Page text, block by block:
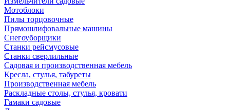
Мотоблоки
Пилы торцовочные
Прямошлифовальные машины
Снегоуборщики
Станки рейсмусовые
Станки сверлильные
Садовая и производственная мебель
Кресла, стулья, табуреты
Производственная мебель
Раскладные столы, стулья, кровати
Гамаки садовые